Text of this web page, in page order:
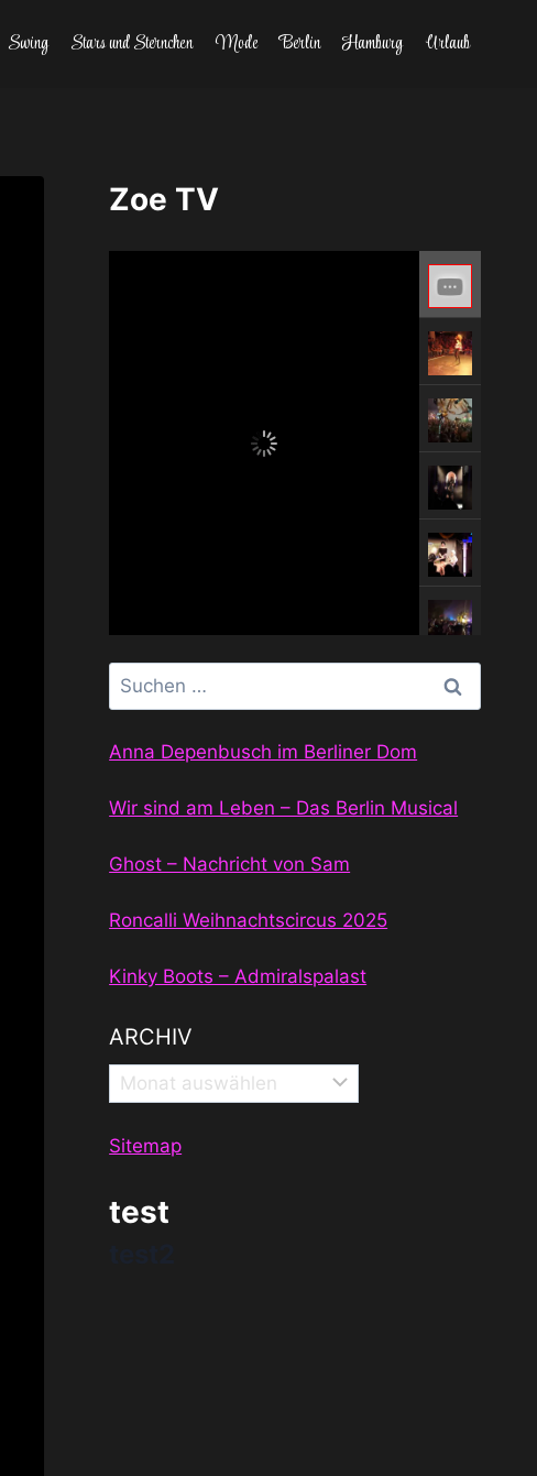
Swing Stars und Sternchen Mode Berlin Hamburg Urlaub
Zoe TV
Suchen
nach:
Anna Depenbusch im Berliner Dom
Wir sind am Leben – Das Berlin Musical
Ghost – Nachricht von Sam
Roncalli Weihnachtscircus 2025
Kinky Boots – Admiralspalast
ARCHIV
Archiv
Sitemap
test